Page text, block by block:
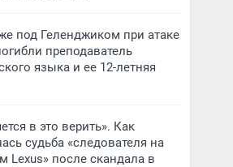
под Геленджиком при атаке
преподаватель
языка и ее 12-летняя
в это верить». Как
судьба «следователя на
Lexus» после скандала в